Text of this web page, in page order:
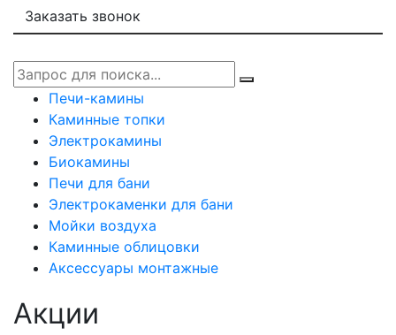
Заказать звонок
Печи-камины
Каминные топки
Электрокамины
Биокамины
Печи для бани
Электрокаменки для бани
Мойки воздуха
Каминные облицовки
Аксессуары монтажные
Акции